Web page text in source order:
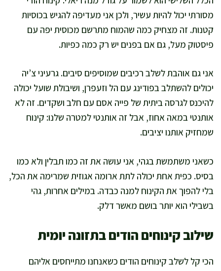
מסורתי יכול להיות עשיר, ולכן אני מעדיפה להגיש בכוסיות
קטנות. זה מצחיק כמה שהמוח מתרשם מכוסית יפה עם
פיסטוק מעל, גם אם בפנים יש רק כמה כפיות.
אני גם אוהבת לשלב רכיבים שמוסיפים סיבים. גרעיני צ’יה
יכולים להשתלב בפודינג עם הל וזעפרן, ושיבולת שועל יכולה
להיכנס לגרסה ביתית של פייה אסם עם חלב ושקדים. זה לא
אותנטי במאה אחוז, אבל זה אותנטי למטרה שלנו: קינוח
שמחזיק אותנו יציבים.
כשאני משתמשת בגהי, אני עושה את זה כמו תבלין ולא כמו
בסיס. כפית אחת יכולה לתת ארומה אגוזית שמרימה את הכל,
בלי להפוך את הקינוח למנה כבדה. במילים אחרות, גהי
בשבילי הוא יותר בושם מאשר דלק.
שילוב קינוחים הודים בתזונה יומית
הכי קל לשלב קינוחים הודים כשאנחנו מתייחסים אליהם